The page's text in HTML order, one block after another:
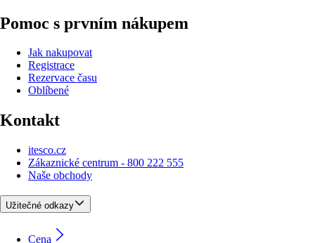
Pomoc s prvním nákupem
Jak nakupovat
Registrace
Rezervace času
Oblíbené
Kontakt
itesco.cz
Zákaznické centrum - 800 222 555
Naše obchody
Užitečné odkazy
Cena